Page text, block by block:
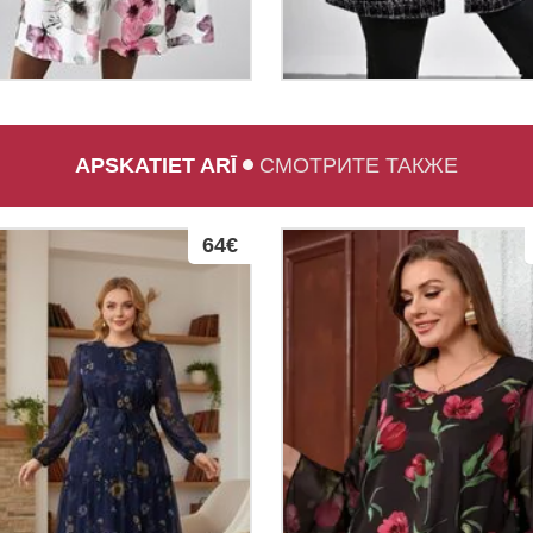
APSKATIET ARĪ СМОТРИТЕ ТАКЖЕ
64€